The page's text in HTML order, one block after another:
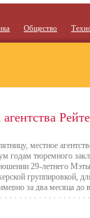
Общество
местное
годам тюремного
29-летнего
группировкой,
за два месяца до